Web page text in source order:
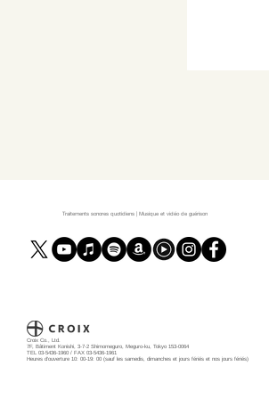
Traitements sonores quotidiens | Musique et vidéo de guérison
Croix Co., Ltd.
7F, Bâtiment Konishi, 3-7-2 Shimomeguro, Meguro-ku, Tokyo 153-0064
TEL 03-5436-1960 / FAX 03-5436-1961
Heures d'ouverture 10: 00-19: 00 (sauf les samedis, dimanches et jours fériés et nos jours fériés)